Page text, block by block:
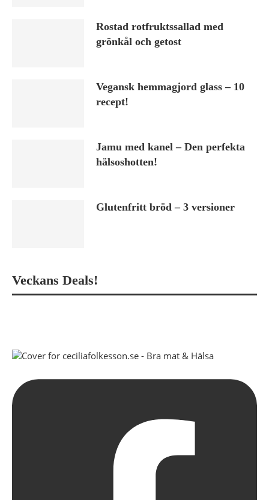
Rostad rotfruktssallad med
grönkål och getost
Vegansk hemmagjord glass – 10
recept!
Jamu med kanel – Den perfekta
hälsoshotten!
Glutenfritt bröd – 3 versioner
Veckans Deals!